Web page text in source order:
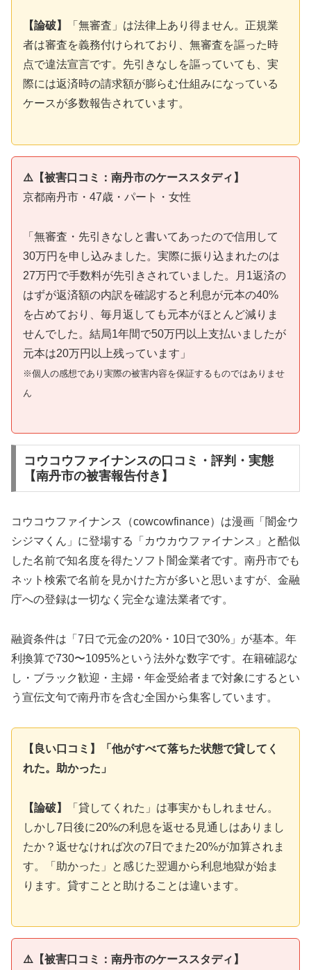
【論破】
「無審査」は法律上あり得ません。正規業
者は審査を義務付けられており、無審査を謳った時
点で違法宣言です。先引きなしを謳っていても、実
際には返済時の請求額が膨らむ仕組みになっている
ケースが多数報告されています。
⚠️【被害口コミ：南丹市のケーススタディ】
京都南丹市・47歳・パート・女性
「無審査・先引きなしと書いてあったので信用して
30万円を申し込みました。実際に振り込まれたのは
27万円で手数料が先引きされていました。月1返済の
はずが返済額の内訳を確認すると利息が元本の40%
を占めており、毎月返しても元本がほとんど減りま
せんでした。結局1年間で50万円以上支払いましたが
元本は20万円以上残っています」
※個人の感想であり実際の被害内容を保証するものではありませ
ん
コウコウファイナンスの口コミ・評判・実態
【南丹市の被害報告付き】
コウコウファイナンス（cowcowfinance）は漫画「闇金ウ
シジマくん」に登場する「カウカウファイナンス」と酷似
した名前で知名度を得たソフト闇金業者です。南丹市でも
ネット検索で名前を見かけた方が多いと思いますが、金融
庁への登録は一切なく完全な違法業者です。
融資条件は「7日で元金の20%・10日で30%」が基本。年
利換算で730〜1095%という法外な数字です。在籍確認な
し・ブラック歓迎・主婦・年金受給者まで対象にするとい
う宣伝文句で南丹市を含む全国から集客しています。
【良い口コミ】「他がすべて落ちた状態で貸してく
れた。助かった」
【論破】
「貸してくれた」は事実かもしれません。
しかし7日後に20%の利息を返せる見通しはありまし
たか？返せなければ次の7日でまた20%が加算されま
す。「助かった」と感じた翌週から利息地獄が始ま
ります。貸すことと助けることは違います。
⚠️【被害口コミ：南丹市のケーススタディ】